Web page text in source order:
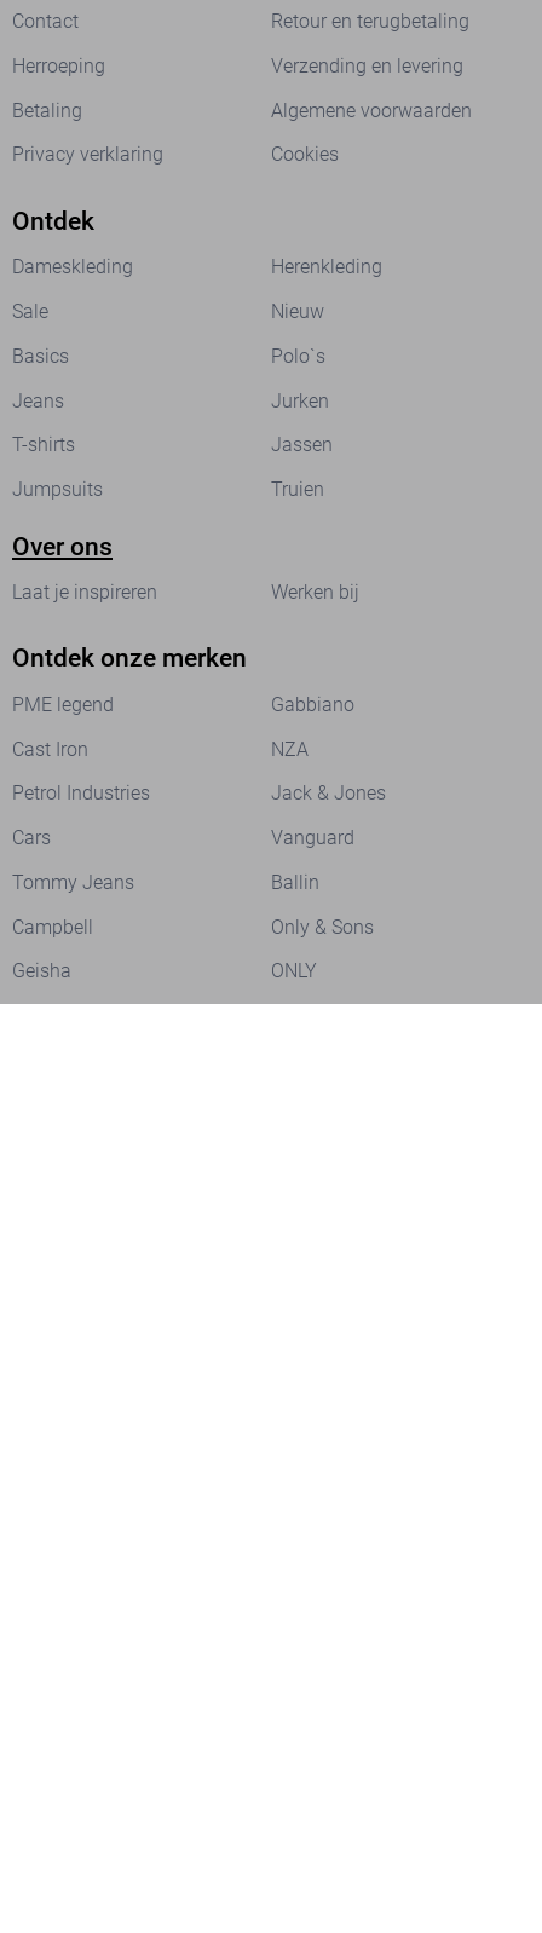
Contact
Retour en terugbetaling
Herroeping
Verzending en levering
Betaling
Algemene voorwaarden
Privacy verklaring
Cookies
Ontdek
Dameskleding
Herenkleding
Sale
Nieuw
Basics
Polo`s
Jeans
Jurken
T-shirts
Jassen
Jumpsuits
Truien
Over ons
Laat je inspireren Werken bij
Ontdek onze merken
PME legend
Gabbiano
Cast Iron
NZA
Petrol Industries
Jack & Jones
Cars
Vanguard
Tommy Jeans
Ballin
Campbell
Only & Sons
Geisha
ONLY